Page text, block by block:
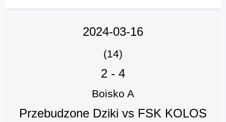
2024-03-16
(14)
2 - 4
Boisko A
Przebudzone Dziki vs FSK KOLOS